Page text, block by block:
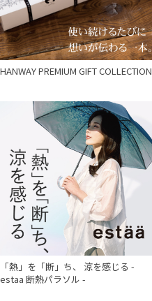
HANWAY PREMIUM GIFT COLLECTION
「熱」を「断」ち、 涼を感じる -
estaa 断熱パラソル -